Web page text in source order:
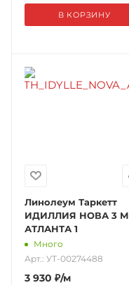
В КОРЗИНУ
Линолеум Таркетт
ИДИЛЛИЯ НОВА 3 М
АТЛАНТА 1
Много
Арт.: УТ-00274488
3 930 ₽/м